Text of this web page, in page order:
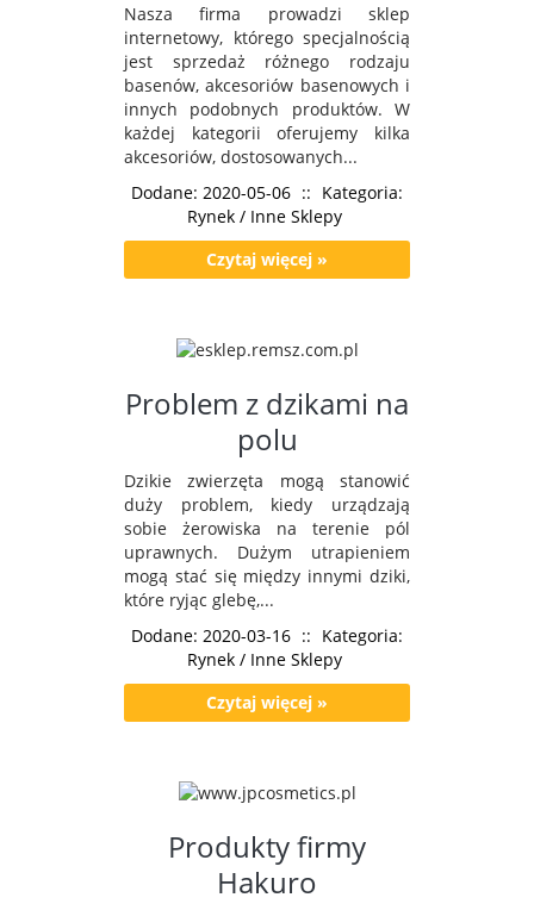
Nasza firma prowadzi sklep
internetowy, którego specjalnością
jest sprzedaż różnego rodzaju
basenów, akcesoriów basenowych i
innych podobnych produktów. W
każdej kategorii oferujemy kilka
akcesoriów, dostosowanych...
Dodane: 2020-05-06 :: Kategoria:
Rynek / Inne Sklepy
Czytaj więcej »
Problem z dzikami na
polu
Dzikie zwierzęta mogą stanowić
duży problem, kiedy urządzają
sobie żerowiska na terenie pól
uprawnych. Dużym utrapieniem
mogą stać się między innymi dziki,
które ryjąc glebę,...
Dodane: 2020-03-16 :: Kategoria:
Rynek / Inne Sklepy
Czytaj więcej »
Produkty firmy
Hakuro